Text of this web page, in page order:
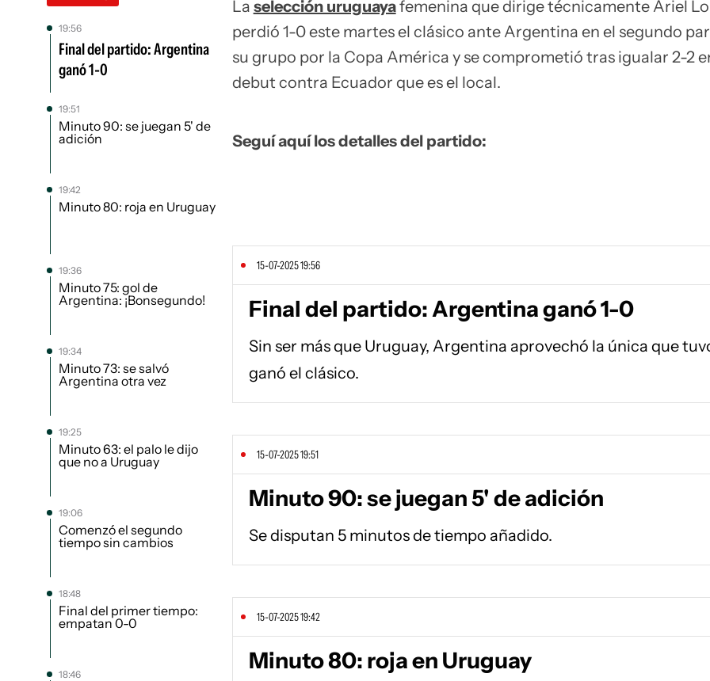
19:56
Final del partido: Argentina
ganó 1-0
19:51
Minuto 90: se juegan 5' de
adición
19:42
Minuto 80: roja en Uruguay
19:36
Minuto 75: gol de
Argentina: ¡Bonsegundo!
19:34
Minuto 73: se salvó
Argentina otra vez
19:25
Minuto 63: el palo le dijo
que no a Uruguay
19:06
Comenzó el segundo
tiempo sin cambios
18:48
Final del primer tiempo:
empatan 0-0
18:46
La selección uruguayafemenina que dirige técnicamente Ariel
perdió 1-0 este martes el clásico ante Argentina en el segundo
su grupo por la Copa América y se comprometió tras igualar 2-2
debut contra Ecuador que es el local.
Seguí aquí los detalles del partido:
15-07-2025 19:56
Final del partido: Argentina ganó 1-0
Sin ser más que Uruguay, Argentina aprovechó la única que
ganó el clásico.
15-07-2025 19:51
Minuto 90: se juegan 5' de adición
Se disputan 5 minutos de tiempo añadido.
15-07-2025 19:42
Minuto 80: roja en Uruguay